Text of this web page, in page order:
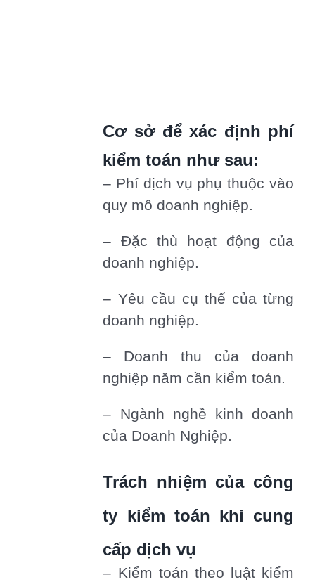
Cơ sở để xác định phí
kiểm toán như sau:
– Phí dịch vụ phụ thuộc vào
quy mô doanh nghiệp.
– Đặc thù hoạt động của
doanh nghiệp.
– Yêu cầu cụ thể của từng
doanh nghiệp.
– Doanh thu của doanh
nghiệp năm cần kiểm toán.
– Ngành nghề kinh doanh
của Doanh Nghiệp.
Trách nhiệm của công
ty kiểm toán khi cung
cấp dịch vụ
– Kiểm toán theo luật kiểm